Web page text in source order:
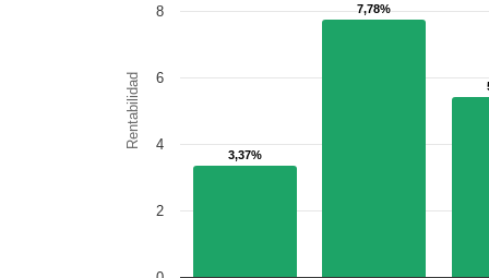
Rentabilidad
3,37%
3,37%
7,78%
7,78%
2
4
6
8